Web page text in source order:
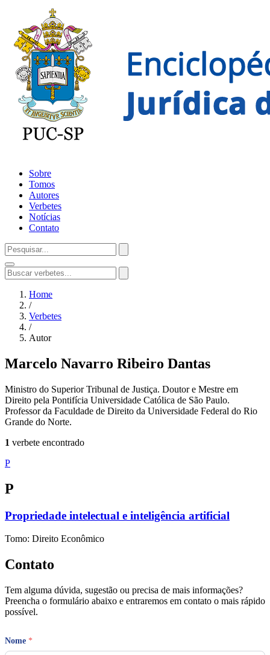
Sobre
Tomos
Autores
Verbetes
Notícias
Contato
Home
/
Verbetes
/
Autor
Marcelo Navarro Ribeiro Dantas
Ministro do Superior Tribunal de Justiça. Doutor e Mestre em
Direito pela Pontifícia Universidade Católica de São Paulo.
Professor da Faculdade de Direito da Universidade Federal do Rio
Grande do Norte.
1 verbete encontrado
P
P
Propriedade intelectual e inteligência artificial
Tomo: Direito Econômico
Contato
Tem alguma dúvida, sugestão ou precisa de mais informações?
Preencha o formulário abaixo e entraremos em contato o mais rápido
possível.
Nome *